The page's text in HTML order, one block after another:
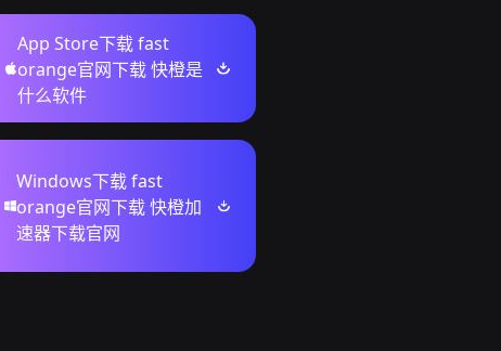
App Store下载 fast
orange官网下载 快橙是
什么软件
Windows下载 fast
orange官网下载 快橙加
速器下载官网